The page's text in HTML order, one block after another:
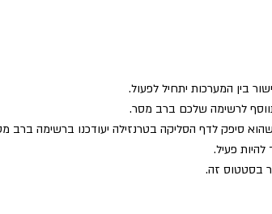
בין המערכות יתחיל לפעול.
לרשימה שלכם ברב מסר.
פעיל.
בסטטוס זה.